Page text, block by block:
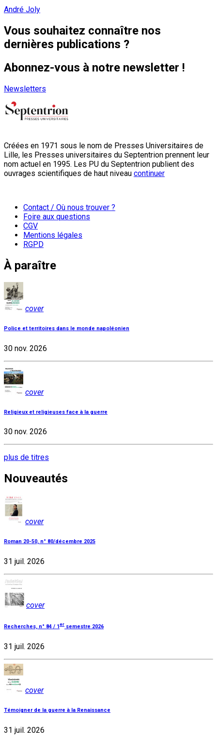
André Joly
Vous souhaitez connaître nos
dernières publications ?
Abonnez-vous à notre newsletter !
Newsletters
Créées en 1971 sous le nom de Presses Universitaires de
Lille, les Presses universitaires du Septentrion prennent leur
nom actuel en 1995. Les PU du Septentrion publient des
ouvrages scientifiques de haut niveau continuer
Contact / Où nous trouver ?
Foire aux questions
CGV
Mentions légales
RGPD
À paraître
cover
Police et territoires dans le monde napoléonien
30 nov. 2026
cover
Religieux et religieuses face à la guerre
30 nov. 2026
plus de titres
Nouveautés
cover
Roman 20-50, n° 80/décembre 2025
31 juil. 2026
cover
Recherches, n° 84 / 1er semestre 2026
31 juil. 2026
cover
Témoigner de la guerre à la Renaissance
31 juil. 2026